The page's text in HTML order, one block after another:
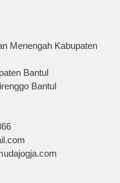
Menengah Kabupaten
Bantul
Bantul